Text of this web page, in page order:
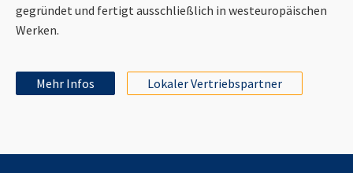
gegründet und fertigt ausschließlich in westeuropäischen
Werken.
Mehr Infos Lokaler Vertriebspartner